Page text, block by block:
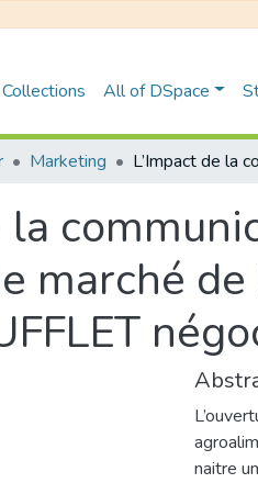
All of DSpace
Marketing
la
marché de
naitre